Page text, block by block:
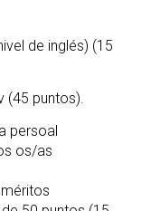
de inglés) (15
(45 puntos).
persoal
os/as